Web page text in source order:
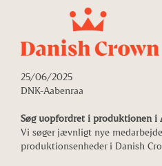
25/06/2025
DNK-Aabenraa
Søg uopfordret i produktionen i
Vi søger jævnligt nye
produktionsenheder i Danish